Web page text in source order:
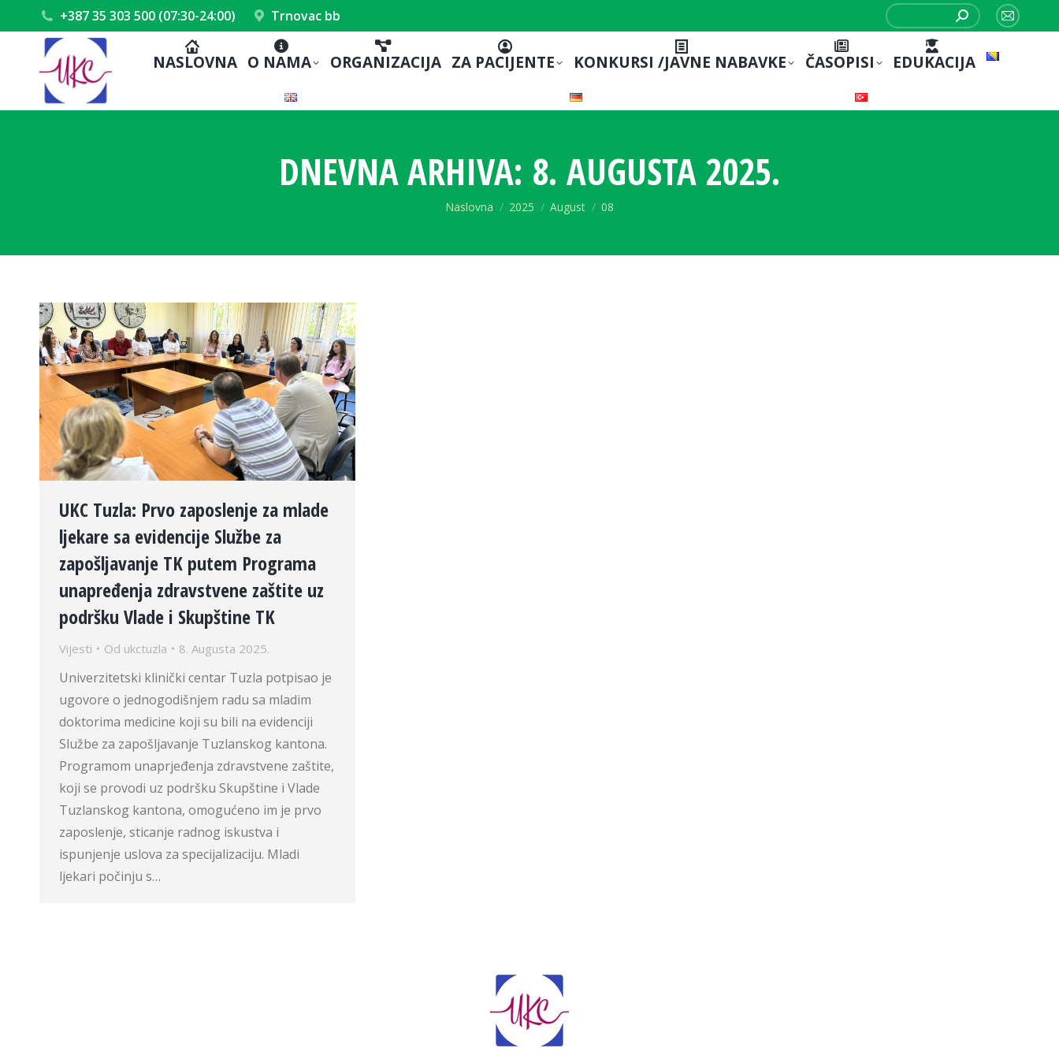
+387 35 303 500 (07:30-24:00) Trnovac bb
Search:
Mail
NASLOVNA O NAMA ORGANIZACIJA ZA PACIJENTE KONKURSI /JAVNE NABAVKE ČASOPISI EDUKACIJA
DNEVNA ARHIVA: 8. AUGUSTA 2025.
You are here:
Naslovna 2025 August 08
UKC Tuzla: Prvo zaposlenje za mlade
ljekare sa evidencije Službe za
zapošljavanje TK putem Programa
unapređenja zdravstvene zaštite uz
podršku Vlade i Skupštine TK
Vijesti Od ukctuzla 8. Augusta 2025.
Univerzitetski klinički centar Tuzla potpisao je
ugovore o jednogodišnjem radu sa mladim
doktorima medicine koji su bili na evidenciji
Službe za zapošljavanje Tuzlanskog kantona.
Programom unaprjeđenja zdravstvene zaštite,
koji se provodi uz podršku Skupštine i Vlade
Tuzlanskog kantona, omogućeno im je prvo
zaposlenje, sticanje radnog iskustva i
ispunjenje uslova za specijalizaciju. Mladi
ljekari počinju s…